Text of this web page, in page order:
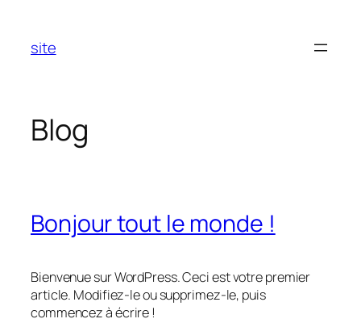
contenu
site
Blog
Bonjour tout le monde !
Bienvenue sur WordPress. Ceci est votre premier
article. Modifiez-le ou supprimez-le, puis
commencez à écrire !